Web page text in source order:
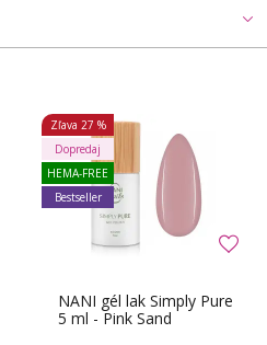
NANI gél lak Simply Pure
5 ml - Pink Sand
Zľava 27 %
Dopredaj
HEMA-FREE
Bestseller